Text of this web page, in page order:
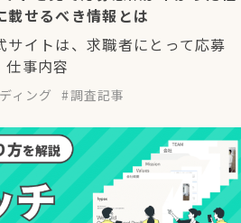
載せるべき情報とは
イトは、求職者にとって応募
仕事内容
ィング 調査記事